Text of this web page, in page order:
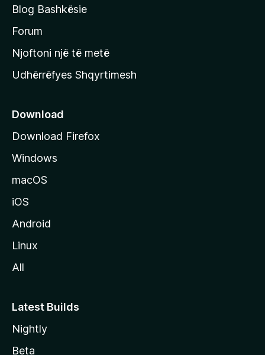
a
h
y
ë
e
M
o
l
l
s
Blog Bashkësie
Forum
Njoftoni një të metë
Udhërrëfyes Shqyrtimesh
Download
Download Firefox
Windows
macOS
iOS
Android
Linux
All
Latest Builds
Nightly
Beta